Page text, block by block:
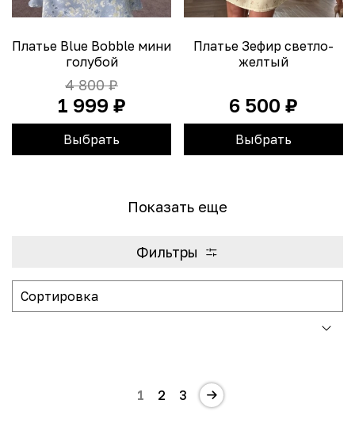
Платье Blue Bobble мини
голубой
4 800 ₽
1 999 ₽
Выбрать
Платье Зефир светло-
желтый
6 500 ₽
Выбрать
Показать еще
Фильтры
1 2 3